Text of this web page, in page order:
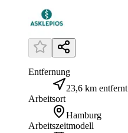
Entfernung
23,6 km entfernt
Arbeitsort
Hamburg
Arbeitszeitmodell